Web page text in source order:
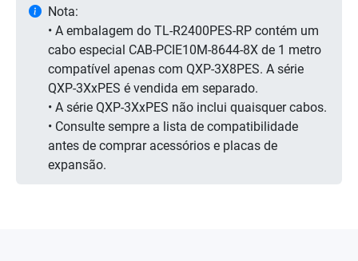
Nota:
• A embalagem do TL-R2400PES-RP contém um
cabo especial CAB-PCIE10M-8644-8X de 1 metro
compatível apenas com QXP-3X8PES. A série
QXP-3XxPES é vendida em separado.
• A série QXP-3XxPES não inclui quaisquer cabos.
• Consulte sempre a lista de compatibilidade
antes de comprar acessórios e placas de
expansão.